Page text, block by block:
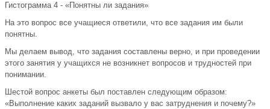
Гистограмма 4 - «Понятны ли задания»
На это вопрос все учащиеся ответили, что все задания им были
понятны.
Мы делаем вывод, что задания составлены верно, и при проведении
этого занятия у учащихся не возникнет вопросов и трудностей при
понимании.
Шестой вопрос анкеты был поставлен следующим образом:
«Выполнение каких заданий вызвало у вас затруднения и почему?»